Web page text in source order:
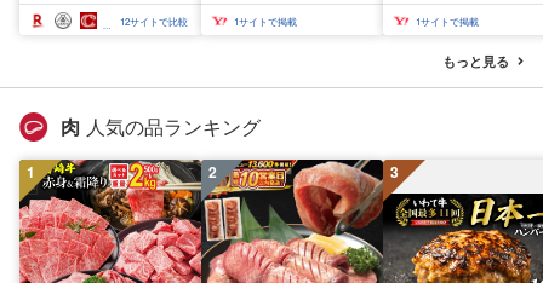
12サイトで比較 1サイトで掲載 1サイトで掲載
もっと見る
肉 人気の品ランキング
1 2 3